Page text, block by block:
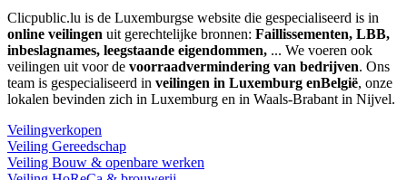
Clicpublic.lu is de Luxemburgse website die gespecialiseerd is in
online veilingen uit gerechtelijke bronnen: Faillissementen, LBB,
inbeslagnames, leegstaande eigendommen, ... We voeren ook
veilingen uit voor de voorraadvermindering van bedrijven. Ons
team is gespecialiseerd in veilingen in Luxemburg enBelgië, onze
lokalen bevinden zich in Luxemburg en in Waals-Brabant in Nijvel.
Veilingverkopen
Veiling Gereedschap
Veiling Bouw & openbare werken